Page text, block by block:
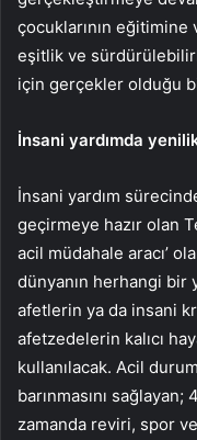
çocuklarının
eşitlik ve
için gerçekler olduğu
İnsani yardımda
İnsani yardım
geçirmeye hazır olan
acil müdahale aracı’
dünyanın herhangi
afetlerin ya da insani
afetzedelerin kalıcı
kullanılacak. Acil
barınmasını
zamanda reviri, spor